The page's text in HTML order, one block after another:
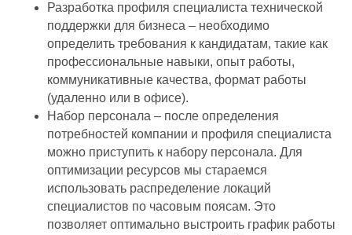
Разработка профиля специалиста технической
поддержки для бизнеса – необходимо
определить требования к кандидатам, такие как
профессиональные навыки, опыт работы,
коммуникативные качества, формат работы
(удаленно или в офисе).
Набор персонала – после определения
потребностей компании и профиля специалиста
можно приступить к набору персонала. Для
оптимизации ресурсов мы стараемся
использовать распределение локаций
специалистов по часовым поясам. Это
позволяет оптимально выстроить график работы